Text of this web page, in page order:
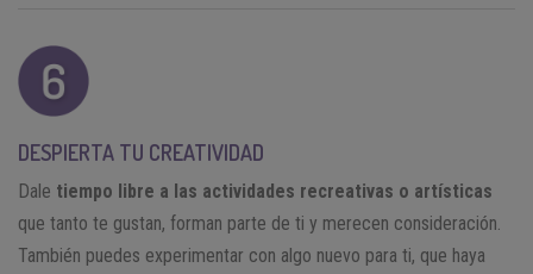
DESPIERTA TU CREATIVIDAD
Dale tiempo libre a las actividades recreativas o artísticas
que tanto te gustan, forman parte de ti y merecen consideración.
También puedes experimentar con algo nuevo para ti, que haya